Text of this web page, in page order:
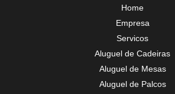
Home
Empresa
Servicos
Aluguel de Cadeiras
Aluguel de Mesas
Aluguel de Palcos